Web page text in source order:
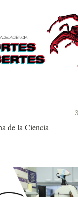
de la Ciencia